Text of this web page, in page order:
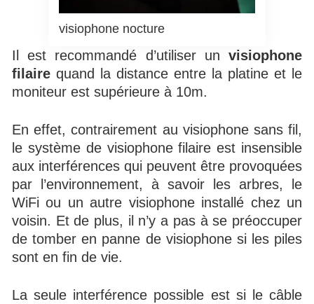
visiophone nocture
Il est recommandé d’utiliser un visiophone
filaire quand la distance entre la platine et le
moniteur est supérieure à 10m.
En effet, contrairement au visiophone sans fil,
le système de visiophone filaire est insensible
aux interférences qui peuvent être provoquées
par l’environnement, à savoir les arbres, le
WiFi ou un autre visiophone installé chez un
voisin. Et de plus, il n’y a pas à se préoccuper
de tomber en panne de visiophone si les piles
sont en fin de vie.
La seule interférence possible est si le câble